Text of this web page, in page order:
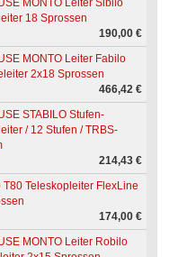
MONTO Leiter Sibilo
18 Sprossen
190,00 €
MONTO Leiter Fabilo
2x18 Sprossen
466,42 €
STABILO Stufen-
/ 12 Stufen / TRBS-
214,43 €
T80 Teleskopleiter FlexLine
174,00 €
MONTO Leiter Robilo